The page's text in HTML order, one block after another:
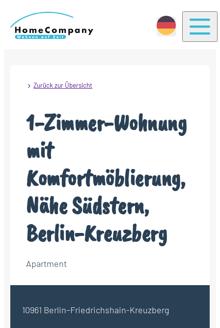
Zurück zur Übersicht
1-Zimmer-Wohnung
mit
Komfortmöblierung,
Nähe Südstern,
Berlin-Kreuzberg
Apartment
10961 Berlin–Friedrichshain-Kreuzberg